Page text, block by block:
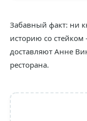
Забавный факт: ни
историю со
доставляют Анне
ресторана.